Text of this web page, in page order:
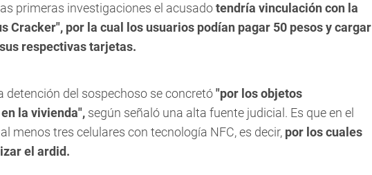
primeras investigaciones el acusadotendría vinculación con la
Cracker", por la cual los usuarios podían pagar 50 pesos y cargar
respectivas tarjetas.
detención del sospechoso se concretó"por los objetos
la vivienda", según señaló una alta fuente judicial. Es que en el
menos tres celulares con tecnología NFC, es decir, por los cuales
el ardid.